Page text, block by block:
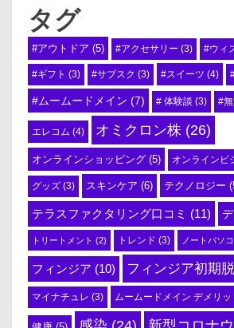
タグ
#アウトドア (5) #アクセサリー (3) #ウィ
#ギフト (3) #サブスク (3) #スイーツ (4)
#ムームードメイン (7) # 体験談 (3) #
エレコム (4) オミクロン株 (26)
オンラインショッピング (5) オンラインビ
グッズ (3) スキンケア (6) テクノロジー
テラスファクタリング口コミ (11)
トリートメント (2) トレンド (3) ノートパソ
フィンジア (10) フィンジア初期
マイナチュレ (3) ムームードメイン デメリッ